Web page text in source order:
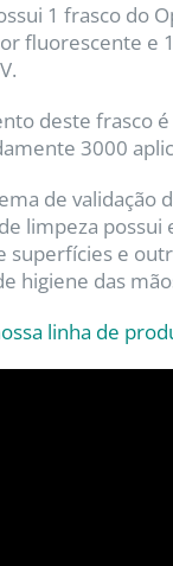
1 frasco do
fluorescente e 1
deste frasco é
3000
de validação
limpeza possui
superfícies e
higiene das
linha de